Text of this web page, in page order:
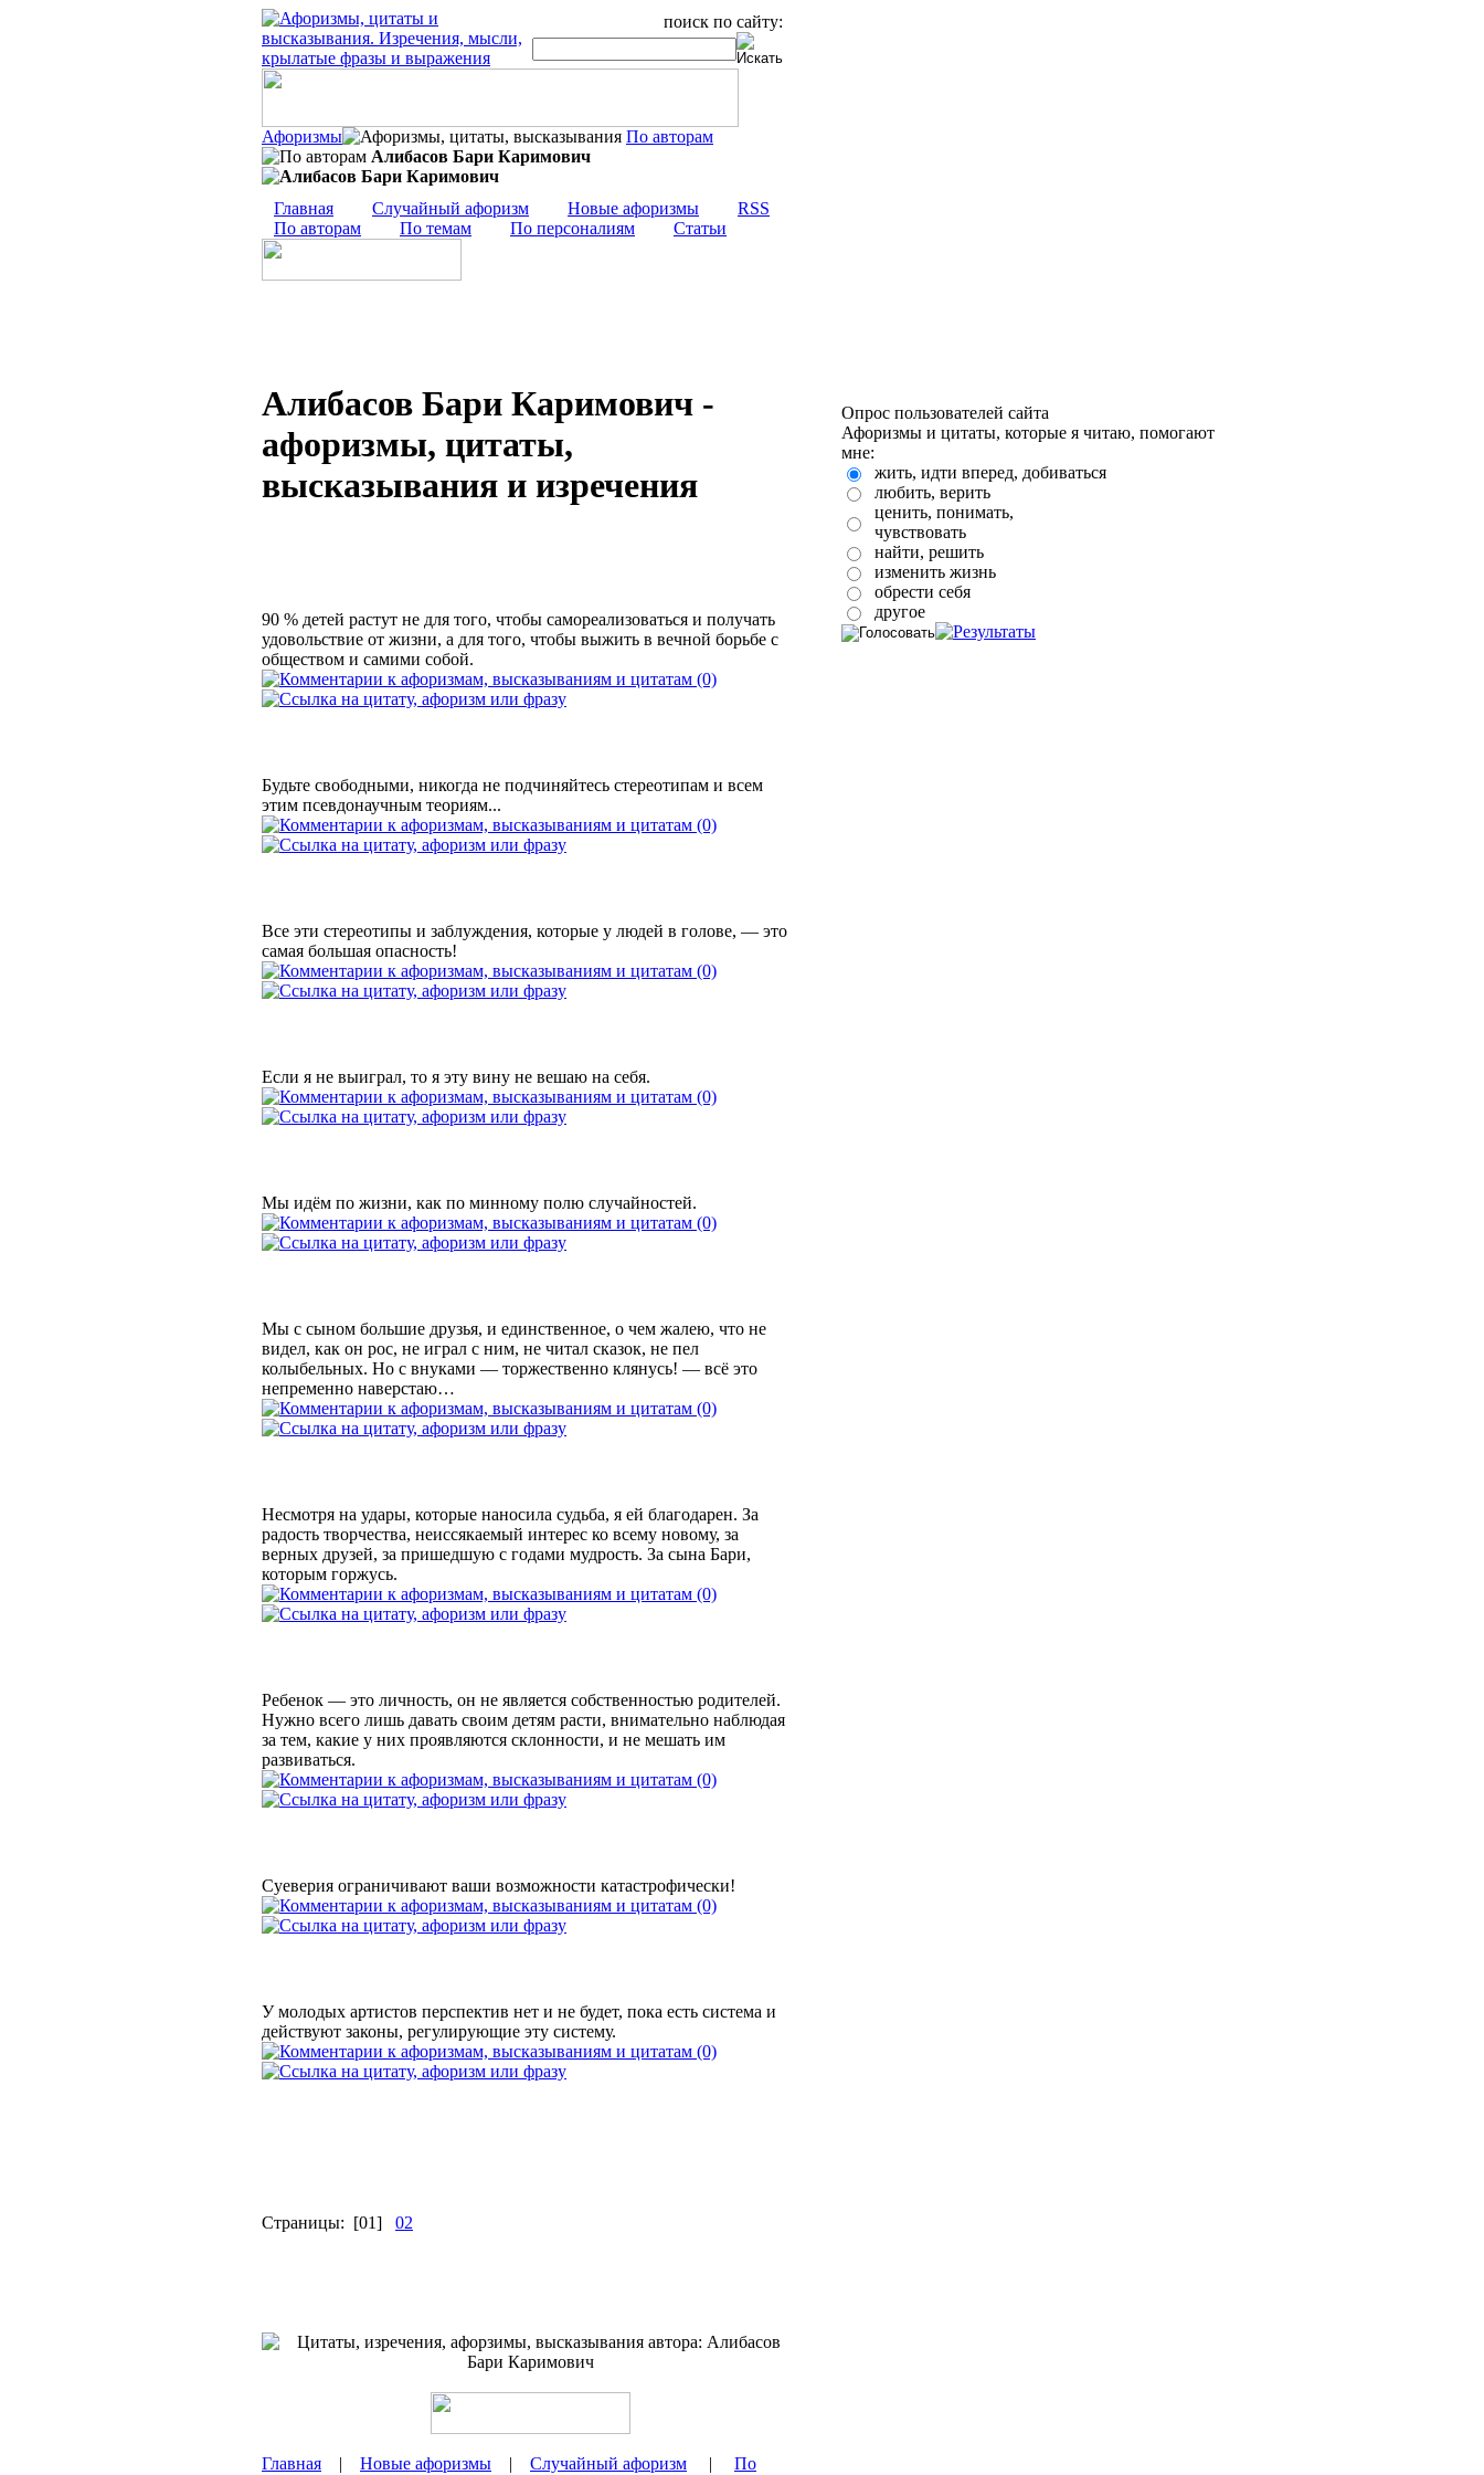
поиск по сайту:
Афоризмы
По авторам
Алибасов Бари Каримович
Главная Случайный афоризм Новые афоризмы
RSS
По авторам
По темам По персоналиям Статьи
Алибасов Бари Каримович -
афоризмы, цитаты,
высказывания и изречения
90 % детей растут не для того, чтобы самореализоваться и получать
удовольствие от жизни, а для того, чтобы выжить в вечной борьбе с
обществом и самими собой.
(0)
Будьте свободными, никогда не подчиняйтесь стереотипам и всем
этим псевдонаучным теориям...
(0)
Все эти стереотипы и заблуждения, которые у людей в голове, ― это
самая большая опасность!
(0)
Если я не выиграл, то я эту вину не вешаю на себя.
(0)
Мы идём по жизни, как по минному полю случайностей.
(0)
Мы с сыном большие друзья, и единственное, о чем жалею, что не
видел, как он рос, не играл с ним, не читал сказок, не пел
колыбельных. Но с внуками — торжественно клянусь! — всё это
непременно наверстаю…
(0)
Несмотря на удары, которые наносила судьба, я ей благодарен. За
радость творчества, неиссякаемый интерес ко всему новому, за
верных друзей, за пришедшую с годами мудрость. За сына Бари,
которым горжусь.
(0)
Ребенок — это личность, он не является собственностью родителей.
Нужно всего лишь давать своим детям расти, внимательно наблюдая
за тем, какие у них проявляются склонности, и не мешать им
развиваться.
(0)
Суеверия ограничивают ваши возможности катастрофически!
(0)
У молодых артистов перспектив нет и не будет, пока есть система и
действуют законы, регулирующие эту систему.
(0)
Страницы: [01] 02
Главная | Новые афоризмы | Случайный афоризм | По
Опрос пользователей сайта
Афоризмы и цитаты, которые я читаю, помогают
мне:
жить, идти вперед, добиваться
любить, верить
ценить, понимать,
чувствовать
найти, решить
изменить жизнь
обрести себя
другое